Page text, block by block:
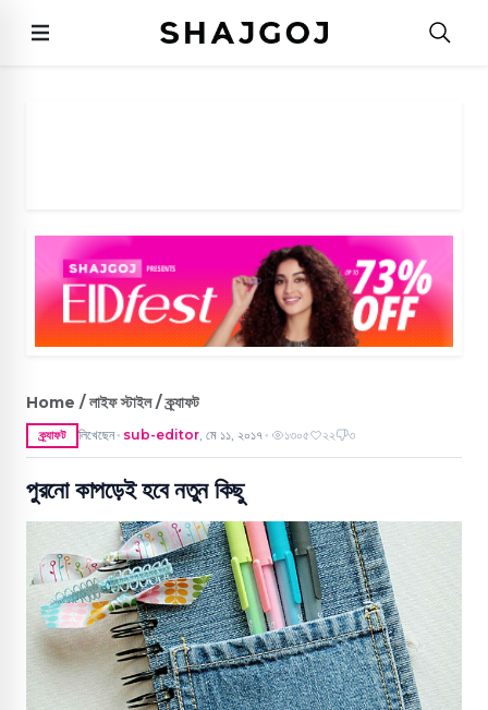
Home / লাইফ স্টাইল / ক্র্যাফট
ক্র্যাফট লিখেছেন ● sub-editor,মে ১১, ২০১৭ ● ১৩০৫ ২২ ৩
পুরনো কাপড়েই হবে নতুন কিছু